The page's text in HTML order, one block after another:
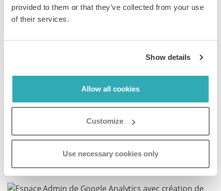
provided to them or that they’ve collected from your use
of their services.
Show details
Allow all cookies
Customize
Use necessary cookies only
Suivi AG4 individuel
un flipbook individuel
Étape 1 :
Connectez-vous à votre compte GA4, allez dans
et créez une nouvelle propriété.
flipbook spécifique séparément des autres. Aussi
pensez à étiqueter clairement la propriété pour
identifier le flipbook auquel elle est associée.